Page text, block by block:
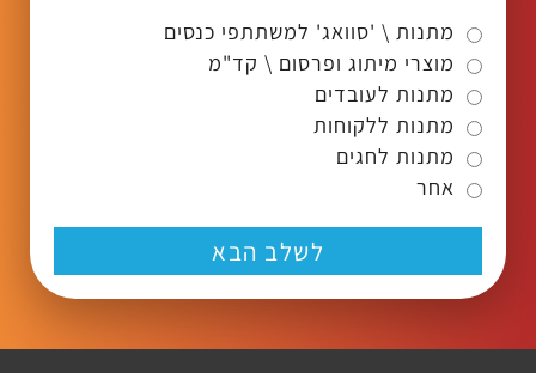
מתנות \ 'סוואג' למשתתפי כנסים
מוצרי מיתוג ופרסום \ קד"מ
מתנות לעובדים
מתנות ללקוחות
מתנות לחגים
אחר
לשלב הבא